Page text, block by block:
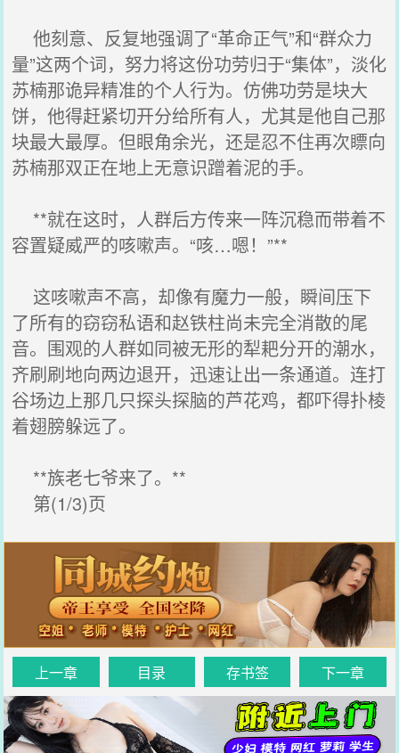
他刻意、反复地强调了“革命正气”和“群众力
量”这两个词，努力将这份功劳归于“集体”，淡化
苏楠那诡异精准的个人行为。仿佛功劳是块大
饼，他得赶紧切开分给所有人，尤其是他自己那
块最大最厚。但眼角余光，还是忍不住再次瞟向
苏楠那双正在地上无意识蹭着泥的手。
**就在这时，人群后方传来一阵沉稳而带着不
容置疑威严的咳嗽声。“咳…嗯！”**
这咳嗽声不高，却像有魔力一般，瞬间压下
了所有的窃窃私语和赵铁柱尚未完全消散的尾
音。围观的人群如同被无形的犁耙分开的潮水，
齐刷刷地向两边退开，迅速让出一条通道。连打
谷场边上那几只探头探脑的芦花鸡，都吓得扑棱
着翅膀躲远了。
**族老七爷来了。**
第(1/3)页
上一章 目录 存书签 下一章